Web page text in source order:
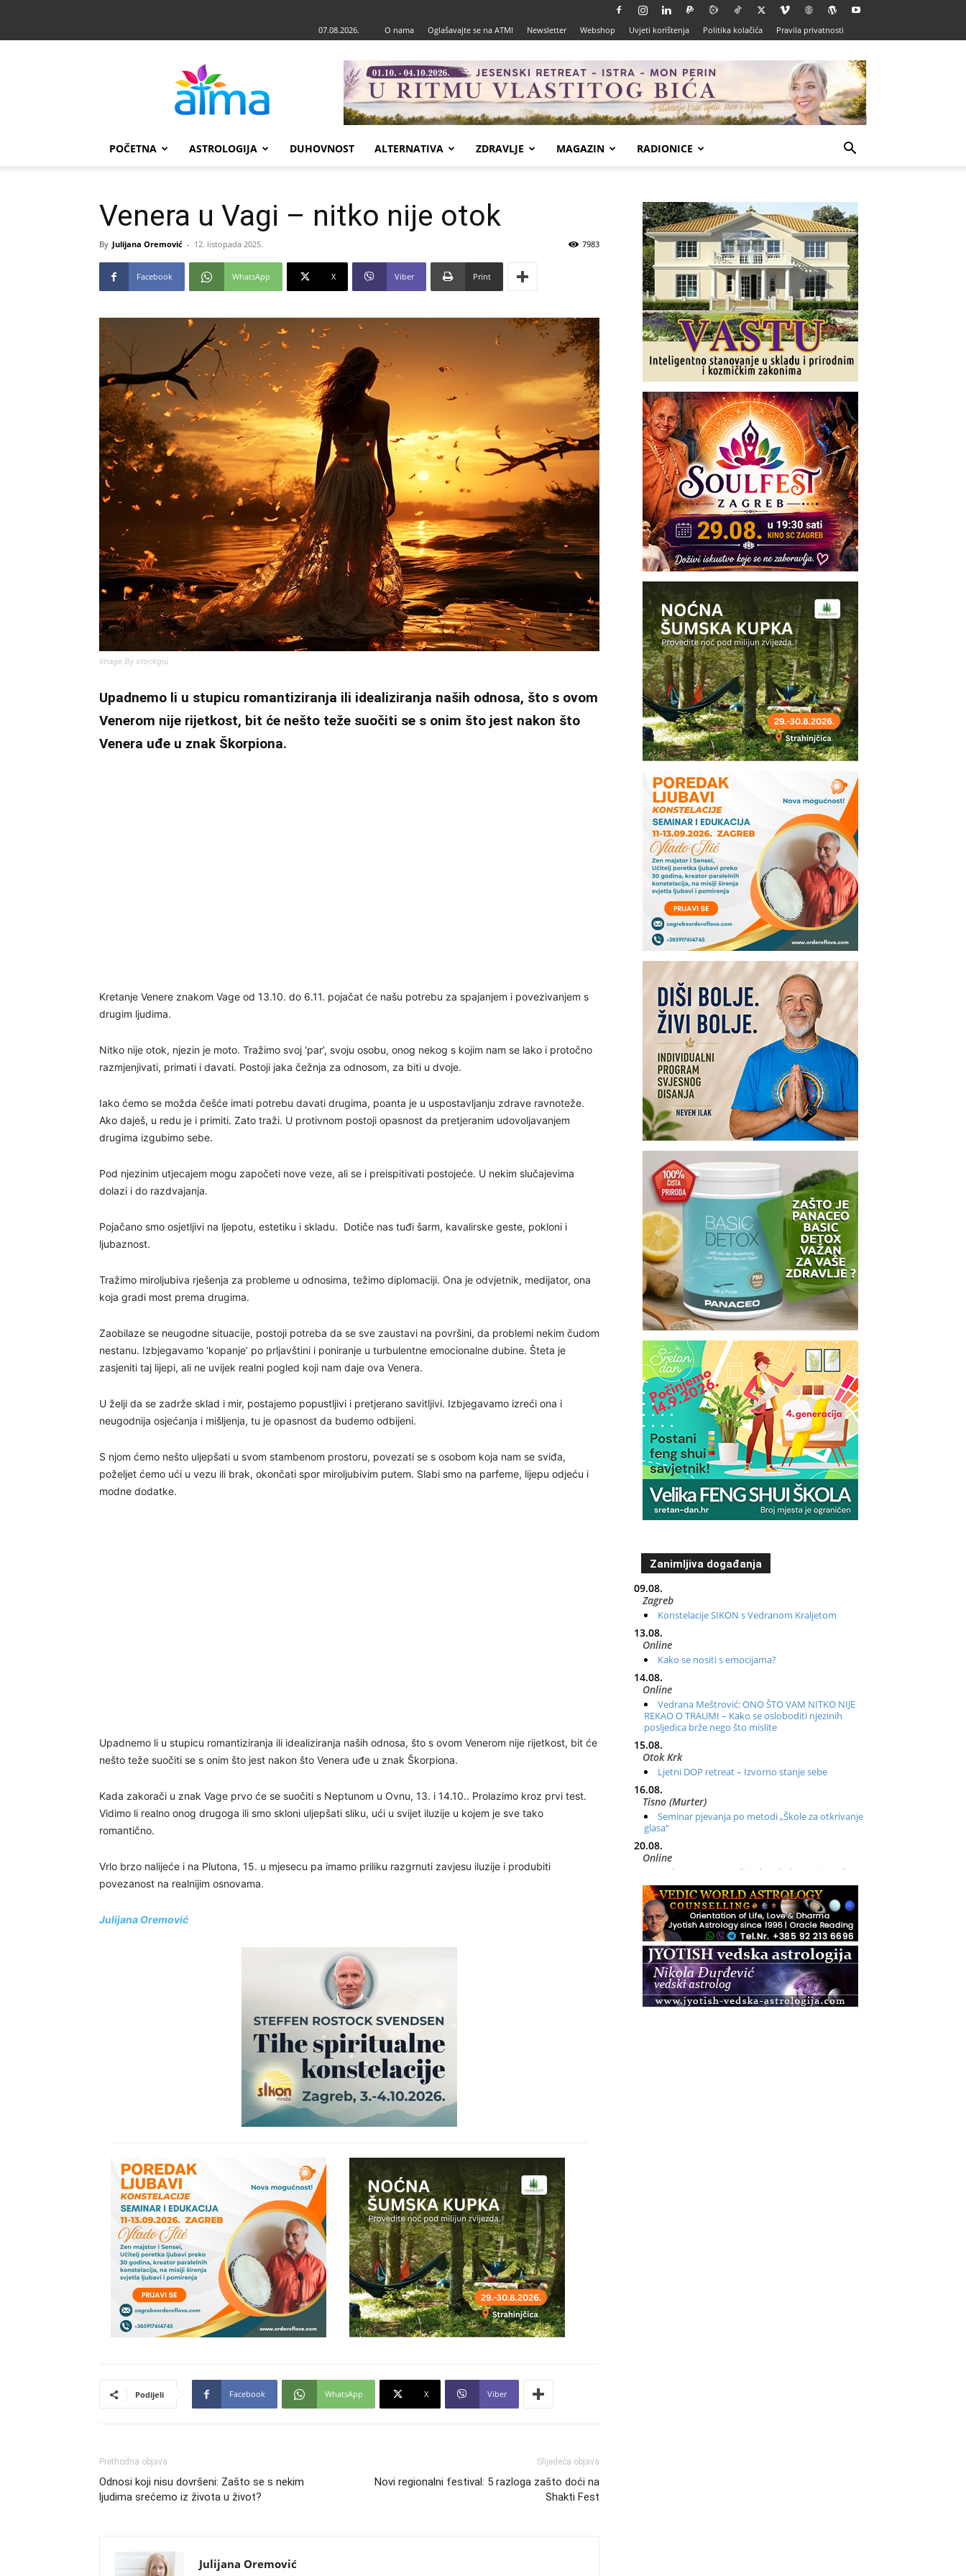
07.08.2026. O nama Oglašavajte se na ATMI Newsletter Webshop Uvjeti korištenja Politika kolačića Pravila privatnosti
POČETNA ASTROLOGIJA DUHOVNOST ALTERNATIVA ZDRAVLJE MAGAZIN RADIONICE
Venera u Vagi – nitko nije otok
By Julijana Oremović - 12. listopada 2025. 7983
Facebook WhatsApp X Viber Print
Image By stockgiu
Upadnemo li u stupicu romantiziranja ili idealiziranja naših odnosa, što s ovom
Venerom nije rijetkost, bit će nešto teže suočiti se s onim što jest nakon što
Venera uđe u znak Škorpiona.
Kretanje Venere znakom Vage od 13.10. do 6.11. pojačat će našu potrebu za spajanjem i povezivanjem s
drugim ljudima.
Nitko nije otok, njezin je moto. Tražimo svoj ‘par’, svoju osobu, onog nekog s kojim nam se lako i protočno
razmjenjivati, primati i davati. Postoji jaka čežnja za odnosom, za biti u dvoje.
Iako ćemo se možda češće imati potrebu davati drugima, poanta je u uspostavljanju zdrave ravnoteže.
Ako daješ, u redu je i primiti. Zato traži. U protivnom postoji opasnost da pretjeranim udovoljavanjem
drugima izgubimo sebe.
Pod njezinim utjecajem mogu započeti nove veze, ali se i preispitivati postojeće. U nekim slučajevima
dolazi i do razdvajanja.
Pojačano smo osjetljivi na ljepotu, estetiku i skladu. Dotiče nas tuđi šarm, kavalirske geste, pokloni i
ljubaznost.
Tražimo miroljubiva rješenja za probleme u odnosima, težimo diplomaciji. Ona je odvjetnik, medijator, ona
koja gradi most prema drugima.
Zaobilaze se neugodne situacije, postoji potreba da se sve zaustavi na površini, da problemi nekim čudom
nestanu. Izbjegavamo ‘kopanje’ po prljavštini i poniranje u turbulentne emocionalne dubine. Šteta je
zasjeniti taj lijepi, ali ne uvijek realni pogled koji nam daje ova Venera.
U želji da se zadrže sklad i mir, postajemo popustljivi i pretjerano savitljivi. Izbjegavamo izreći ona i
neugodnija osjećanja i mišljenja, tu je opasnost da budemo odbijeni.
S njom ćemo nešto uljepšati u svom stambenom prostoru, povezati se s osobom koja nam se sviđa,
poželjet ćemo ući u vezu ili brak, okončati spor miroljubivim putem. Slabi smo na parfeme, lijepu odjeću i
modne dodatke.
Upadnemo li u stupicu romantiziranja ili idealiziranja naših odnosa, što s ovom Venerom nije rijetkost, bit će
nešto teže suočiti se s onim što jest nakon što Venera uđe u znak Škorpiona.
Kada zakorači u znak Vage prvo će se suočiti s Neptunom u Ovnu, 13. i 14.10.. Prolazimo kroz prvi test.
Vidimo li realno onog drugoga ili smo skloni uljepšati sliku, ući u svijet iluzije u kojem je sve tako
romantično.
Vrlo brzo nalijeće i na Plutona, 15. u mjesecu pa imamo priliku razgrnuti zavjesu iluzije i produbiti
povezanost na realnijim osnovama.
Julijana Oremović
Podijeli Facebook WhatsApp X Viber
Prethodna objava
Odnosi koji nisu dovršeni: Zašto se s nekim
ljudima srećemo iz života u život?
Slijedeća objava
Novi regionalni festival: 5 razloga zašto doći na
Shakti Fest
Julijana Oremović
Zanimljiva događanja
09.08.
Zagreb
Konstelacije SIKON s Vedranom Kraljetom
13.08.
Online
Kako se nositi s emocijama?
14.08.
Online
Vedrana Meštrović: ONO ŠTO VAM NITKO NIJE
REKAO O TRAUMI – Kako se osloboditi njezinih
posljedica brže nego što mislite
15.08.
Otok Krk
Ljetni DOP retreat – Izvorno stanje sebe
16.08.
Tisno (Murter)
Seminar pjevanja po metodi „Škole za otkrivanje
glasa“
20.08.
Online
Radionica: Pomagači iz drugih dimenzija Online –
otvoreno za sve
21.08.
Zagreb+Online
Osnovni ThetaHealing® tečaj, Zagreb i Online
22.08.
Pula
Access BARS®, otpusti stres
23.08.
Pula